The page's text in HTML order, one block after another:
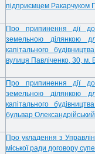
підприємцем
Про припинення дії
земельною ділянкою
капітального
вулиця Павліченко, 30, м.
Про припинення дії
земельною ділянкою
капітального
бульвар
Про укладення з
міської ради договору